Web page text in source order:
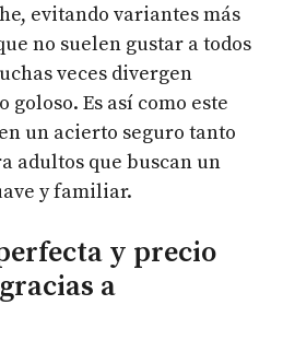
evitando variantes más
no suelen gustar a todos
veces divergen
Es así como este
un acierto seguro tanto
adultos que buscan un
y familiar.
y precio
a